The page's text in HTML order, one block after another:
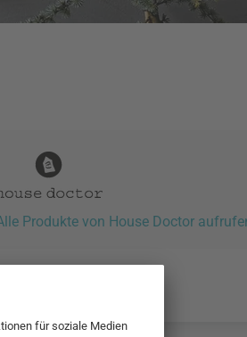
Produkte von House Doctor